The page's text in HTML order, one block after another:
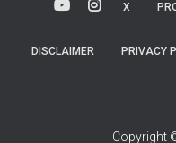
X
DISCLAIMER PRIVACY
Copyright